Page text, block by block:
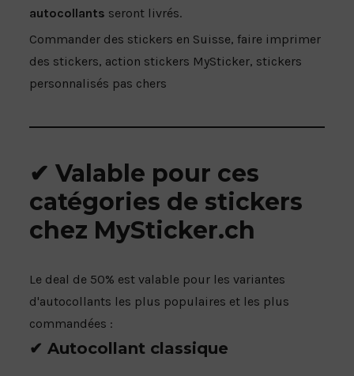
autocollants seront livrés.
Commander des stickers en Suisse, faire imprimer
des stickers, action stickers MySticker, stickers
personnalisés pas chers
✔ Valable pour ces
catégories de stickers
chez MySticker.ch
Le deal de 50% est valable pour les variantes
d'autocollants les plus populaires et les plus
commandées :
✔ Autocollant classique